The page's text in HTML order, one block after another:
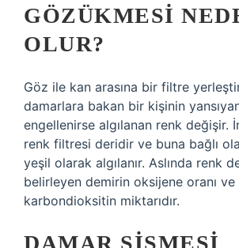
GÖZÜKMESI
OLUR?
Göz ile kan arasına bir filtre
damarlara bakan bir kişinin
engellenirse algılanan renk değişir.
renk filtresi deridir ve buna bağlı
yeşil olarak algılanır. Aslında renk
belirleyen demirin oksijene oranı ve
karbondioksitin miktarıdır.
DAMAR ŞIŞMESI